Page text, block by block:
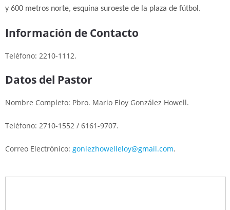
y 600 metros norte, esquina suroeste de la plaza de fútbol.
Información de Contacto
Teléfono: 2210-1112.
Datos del Pastor
Nombre Completo: Pbro. Mario Eloy González Howell.
Teléfono: 2710-1552 / 6161-9707.
Correo Electrónico: gonlezhowelleloy@gmail.com.